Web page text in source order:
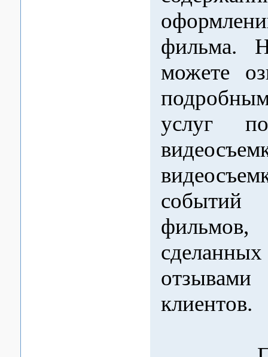
фильма.
можете
услуг
клиентов.